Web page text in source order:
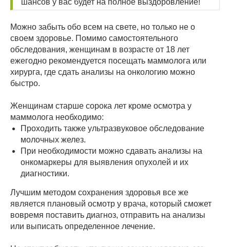
Можно забыть обо всем на свете, но только не о
своем здоровье. Помимо самостоятельного
обследования, женщинам в возрасте от 18 лет
ежегодно рекомендуется посещать маммолога или
хирурга, где сдать анализы на онкологию можно
быстро.
Женщинам старше сорока лет кроме осмотра у
маммолога необходимо:
Проходить также ультразвуковое обследование
молочных желез.
При необходимости можно сдавать анализы на
онкомаркеры для выявления опухолей и их
диагностики.
Лучшим методом сохранения здоровья все же
является плановый осмотр у врача, который сможет
вовремя поставить диагноз, отправить на анализы
или выписать определенное лечение.